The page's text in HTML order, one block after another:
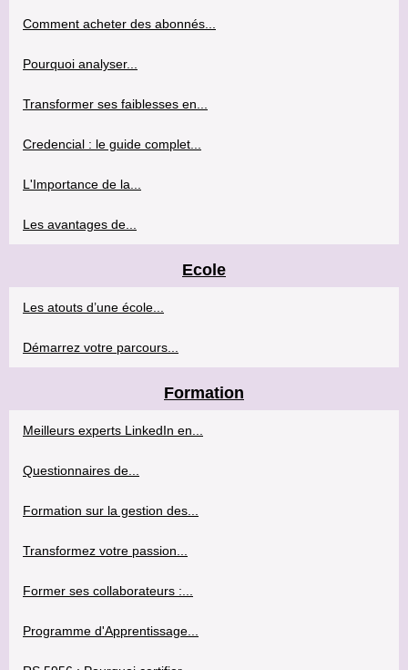
Comment acheter des abonnés...
Pourquoi analyser...
Transformer ses faiblesses en...
Credencial : le guide complet...
L'Importance de la...
Les avantages de...
Ecole
Les atouts d’une école...
Démarrez votre parcours...
Formation
Meilleurs experts LinkedIn en...
Questionnaires de...
Formation sur la gestion des...
Transformez votre passion...
Former ses collaborateurs :...
Programme d'Apprentissage...